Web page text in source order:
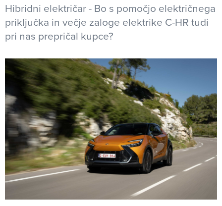
Hibridni električar - Bo s pomočjo električnega
priključka in večje zaloge elektrike C-HR tudi
pri nas prepričal kupce?